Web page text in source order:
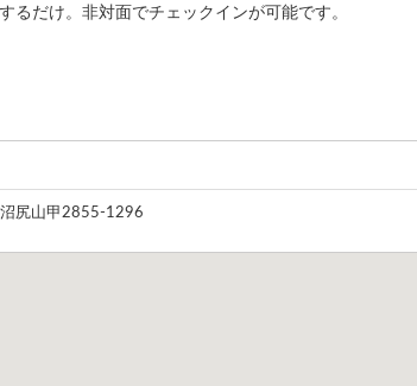
だけ。非対面でチェックインが可能です。
尻山甲2855-1296